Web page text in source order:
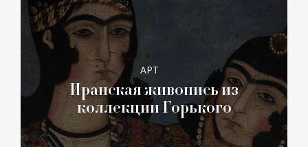
АРТ
Иранская живопись из
коллекции Горького